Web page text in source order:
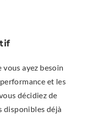
ayez besoin
et les
décidiez de
disponibles déjà